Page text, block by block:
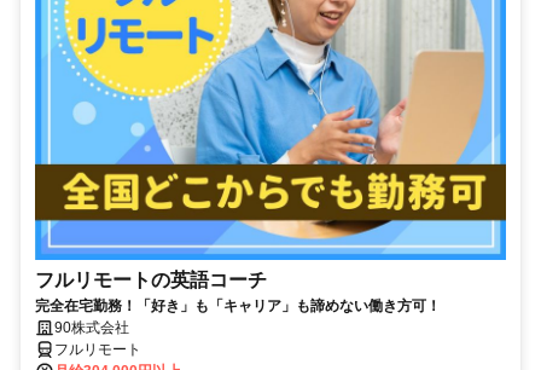
フルリモートの英語コーチ
完全在宅勤務！「好き」も「キャリア」も諦めない働き方可！
90株式会社
フルリモート